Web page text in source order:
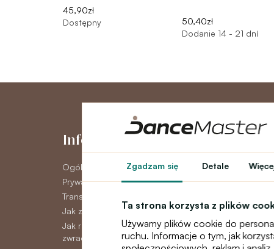
Zgadzam się Detale
Ta strona korzysta z plików
Używamy plików cookie do
ruchu. Informacje o tym, jak
45,90zł
Dostępny
50,40zł
Dodanie 14 - 21 dní
Informacje
Ogólne warunki
Prywatność GDPR
Transport
Jak zapłacić
Jak reklamować, wymieniać lub
zwracać towar
Moje konto
Historia